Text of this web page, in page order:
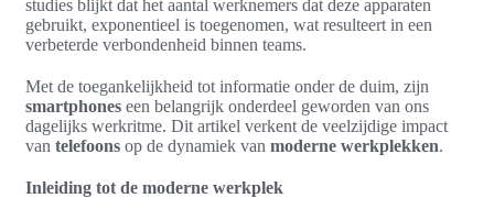
studies blijkt dat het aantal werknemers dat deze apparaten
gebruikt, exponentieel is toegenomen, wat resulteert in een
verbeterde verbondenheid binnen teams.
Met de toegankelijkheid tot informatie onder de duim, zijn
smartphones een belangrijk onderdeel geworden van ons
dagelijks werkritme. Dit artikel verkent de veelzijdige impact
van telefoons op de dynamiek van moderne werkplekken.
Inleiding tot de moderne werkplek